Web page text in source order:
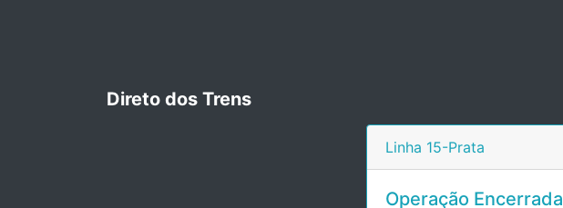
Direto dos Trens
Linha 15-Prata
Operação Encerrada